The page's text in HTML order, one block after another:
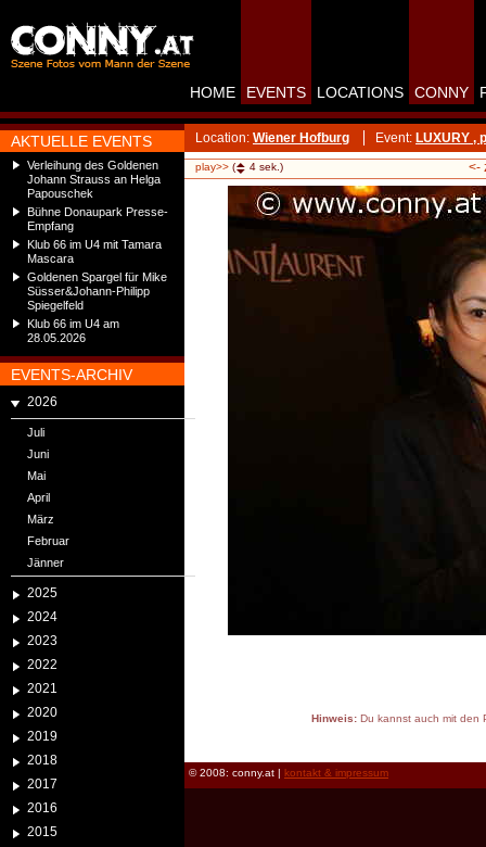
AKTUELLE EVENTS
Verleihung des Goldenen
Johann Strauss an Helga
Papouschek
Bühne Donaupark Presse-
Empfang
Klub 66 im U4 mit Tamara
Mascara
Goldenen Spargel für Mike
Süsser&Johann-Philipp
Spiegelfeld
Klub 66 im U4 am
28.05.2026
EVENTS-ARCHIV
2026
Juli
Juni
Mai
April
März
Februar
Jänner
2025
2024
2023
2022
2021
2020
2019
2018
2017
2016
2015
HOME EVENTS LOCATIONS CONNY
Location: Wiener Hofburg Event: LUXURY ,
play>> ( 4 sek.) <-
Hinweis:Du kannst auch mit den
© 2008: conny.at | kontakt & impressum